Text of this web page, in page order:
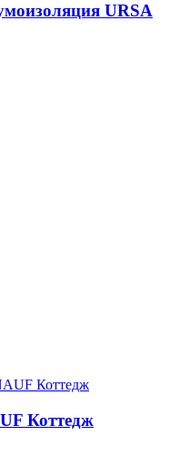
URSA
Коттедж